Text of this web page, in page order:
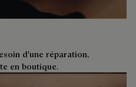
d'une réparation,
en boutique.